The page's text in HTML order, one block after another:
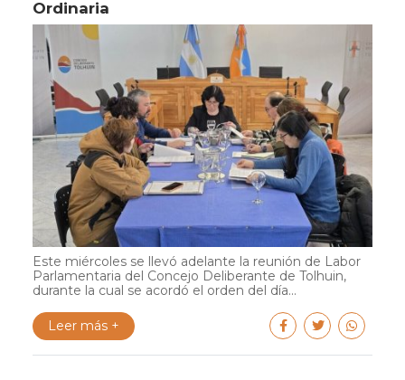
Ordinaria
Este miércoles se llevó adelante la reunión de Labor
Parlamentaria del Concejo Deliberante de Tolhuin,
durante la cual se acordó el orden del día...
Leer más +